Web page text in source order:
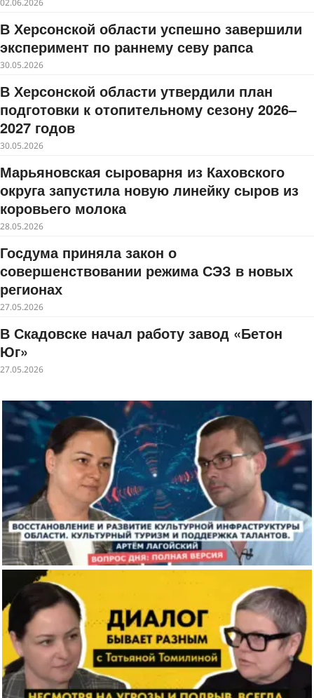
02.06.2026
В Херсонской области успешно завершили
эксперимент по раннему севу рапса
30.05.2026
В Херсонской области утвердили план
подготовки к отопительному сезону 2026–
2027 годов
30.05.2026
Марьяновская сыроварня из Каховского
округа запустила новую линейку сыров из
коровьего молока
28.05.2026
Госдума приняла закон о
совершенствовании режима СЭЗ в новых
регионах
27.05.2026
В Скадовске начал работу завод «Бетон
Юг»
27.05.2026